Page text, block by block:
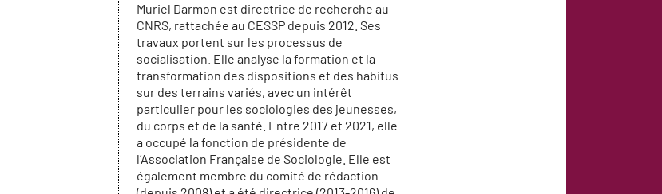
Muriel Darmon est directrice de recherche au
CNRS, rattachée au CESSP depuis 2012. Ses
travaux portent sur les processus de
socialisation. Elle analyse la formation et la
transformation des dispositions et des habitus
sur des terrains variés, avec un intérêt
particulier pour les sociologies des jeunesses,
du corps et de la santé. Entre 2017 et 2021, elle
a occupé la fonction de présidente de
l’Association Française de Sociologie. Elle est
également membre du comité de rédaction